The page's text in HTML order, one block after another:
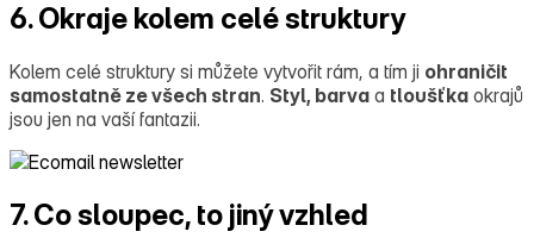
6. Okraje kolem celé struktury
Kolem celé struktury si můžete vytvořit rám, a tím ji ohraničit
samostatně ze všech stran. Styl, barva a tloušťka okrajů
jsou jen na vaší fantazii.
7. Co sloupec, to jiný vzhled